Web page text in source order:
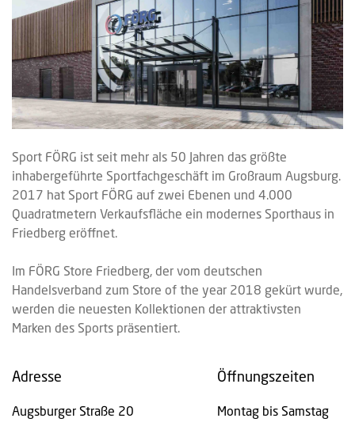
Sport FÖRG ist seit mehr als 50 Jahren das größte
inhabergeführte Sportfachgeschäft im Großraum Augsburg.
2017 hat Sport FÖRG auf zwei Ebenen und 4.000
Quadratmetern Verkaufsfläche ein modernes Sporthaus in
Friedberg eröffnet.
Im FÖRG Store Friedberg, der vom deutschen
Handelsverband zum Store of the year 2018 gekürt wurde,
werden die neuesten Kollektionen der attraktivsten
Marken des Sports präsentiert.
Adresse
Augsburger Straße 20
Öffnungszeiten
Montag bis Samstag